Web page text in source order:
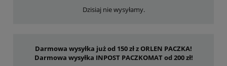
Dzisiaj nie wysyłamy.
Darmowa wysyłka już od 150 zł z ORLEN PACZKA!
Darmowa wysyłka INPOST PACZKOMAT od 200 zł!